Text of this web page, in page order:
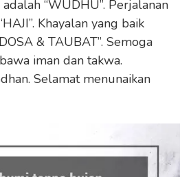
“WUDHU”. Perjalanan
Khayalan yang baik
& TAUBAT”. Semoga
iman dan takwa.
Selamat menunaikan